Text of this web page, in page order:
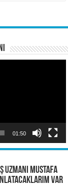
01:50
Uzmanı Mustafa
VAR